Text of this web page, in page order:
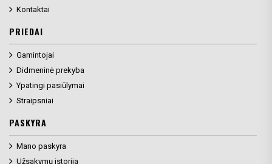
Kontaktai
PRIEDAI
Gamintojai
Didmeninė prekyba
Ypatingi pasiūlymai
Straipsniai
PASKYRA
Mano paskyra
Užsakymų istorija